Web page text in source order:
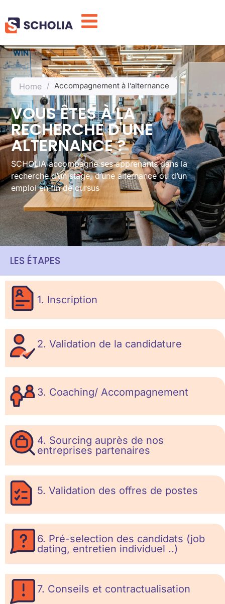
Home / Accompagnement à l’alternance
VOUS ÊTES À LA
RECHERCHE D'UNE
ALTERNANCE ?
SCHOLIA accompagne ses apprenants dans la
recherche d’un stage, d’une alternance ou d’un
emploi en fin de cursus
LES ÉTAPES
1. Inscription
2. Validation de la candidature
3. Coaching/ Accompagnement
4. Sourcing auprès de nos
entreprises partenaires
5. Validation des offres de postes
6. Pré-selection des candidats (job
dating, entretien individuel ..)
7. Conseils et contractualisation